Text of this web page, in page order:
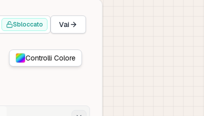
Sbloccato Vai
Controlli Colore